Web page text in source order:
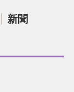
新聞